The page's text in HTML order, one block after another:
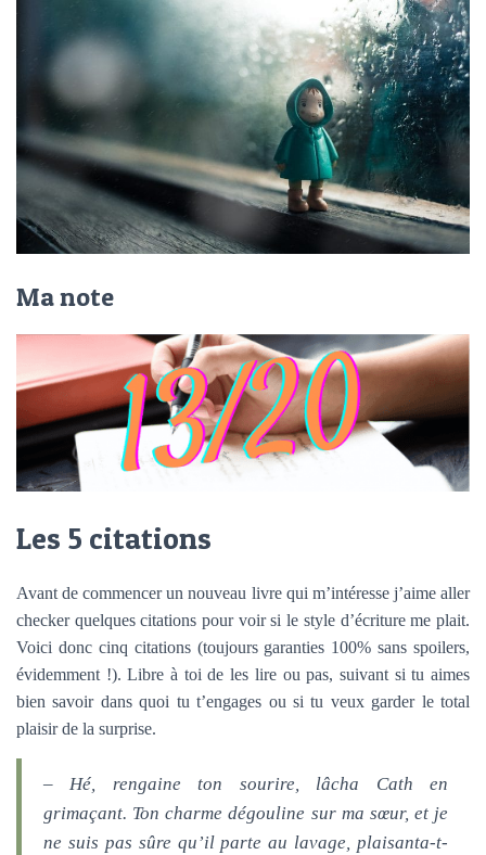
Ma note
Les 5 citations
Avant de commencer un nouveau livre qui m’intéresse j’aime aller
checker quelques citations pour voir si le style d’écriture me plait.
Voici donc cinq citations (toujours garanties 100% sans spoilers,
évidemment !). Libre à toi de les lire ou pas, suivant si tu aimes
bien savoir dans quoi tu t’engages ou si tu veux garder le total
plaisir de la surprise.
– Hé, rengaine ton sourire, lâcha Cath en
grimaçant. Ton charme dégouline sur ma sœur, et je
ne suis pas sûre qu’il parte au lavage, plaisanta-t-